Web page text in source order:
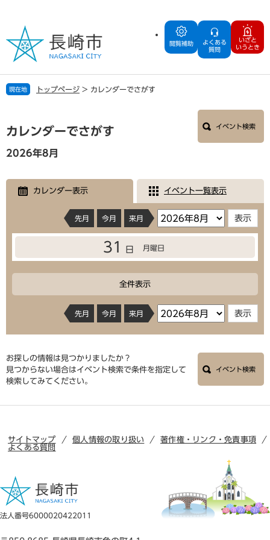
の
で
す
ー
ば
し
文
閲覧補助
よくある
質問
いざと
いうとき
現在地 トップページ > カレンダーでさがす
文
カレンダーでさがす イベント検索
2026年8月
カレンダー表示 イベント一覧表示
先月 今月 来月
31 日 月曜日
全件表示
先月 今月 来月
お探しの情報は見つかりましたか？
見つからない場合はイベント検索で条件を指定して
検索してみてください。
イベント検索
サイトマップ 個人情報の取り扱い
著作権・リンク・免責事項
よくある質問
法人番号6000020422011